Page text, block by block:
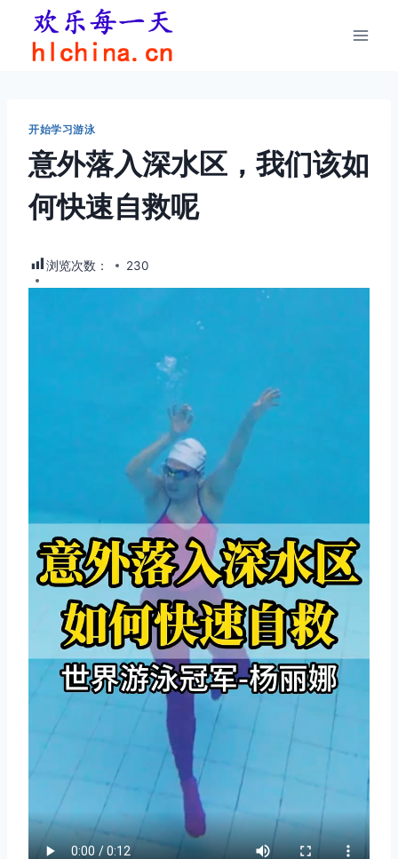
开始学习游泳
意外落入深水区，我们该如
何快速自救呢
浏览次数： 230